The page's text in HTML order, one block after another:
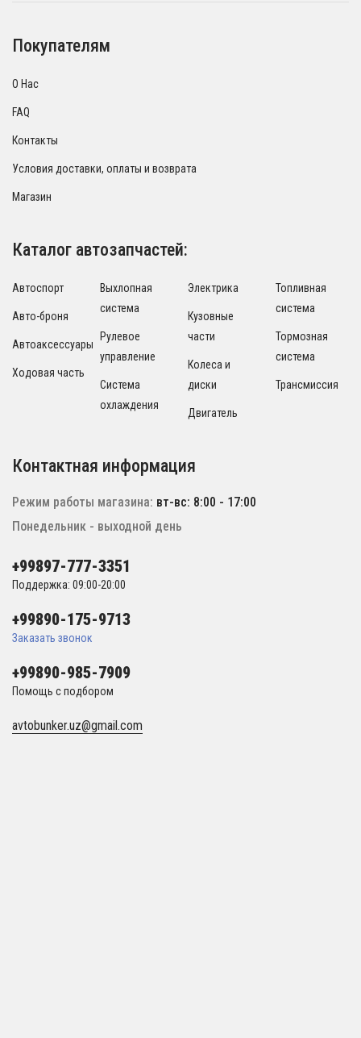
Покупателям
О Нас
FAQ
Контакты
Условия доставки, оплаты и возврата
Магазин
Каталог автозапчастей:
Автоспорт
Авто-броня
Автоаксессуары
Ходовая часть
Выхлопная
система
Рулевое
управление
Система
охлаждения
Электрика
Кузовные
части
Колеса и
диски
Двигатель
Топливная
система
Тормозная
система
Трансмиссия
Контактная информация
Режим работы магазина: вт-вс: 8:00 - 17:00
Понедельник - выходной день
+99897-777-3351
Поддержка: 09:00-20:00
+99890-175-9713
Заказать звонок
+99890-985-7909
Помощь с подбором
avtobunker.uz@gmail.com